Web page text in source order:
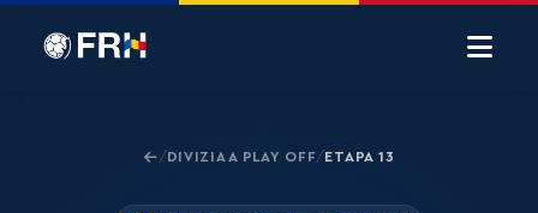
/DIVIZIA A PLAY OFF/ETAPA 13